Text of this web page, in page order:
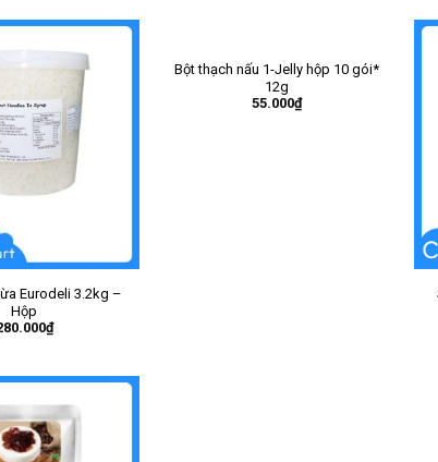
Eurodeli 3.2kg –
Hộp
₫
Bột thạch nấu 1-Jelly hộp 10 gói*
12g
55.000₫